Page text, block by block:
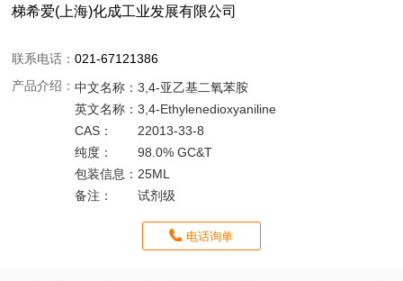
梯希爱(上海)化成工业发展有限公司
联系电话：021-67121386
产品介绍：中文名称：3,4-亚乙基二氧苯胺
英文名称：3,4-Ethylenedioxyaniline
CAS：
22013-33-8
纯度：
98.0% GC&T
包装信息：25ML
备注：
试剂级
电话询单